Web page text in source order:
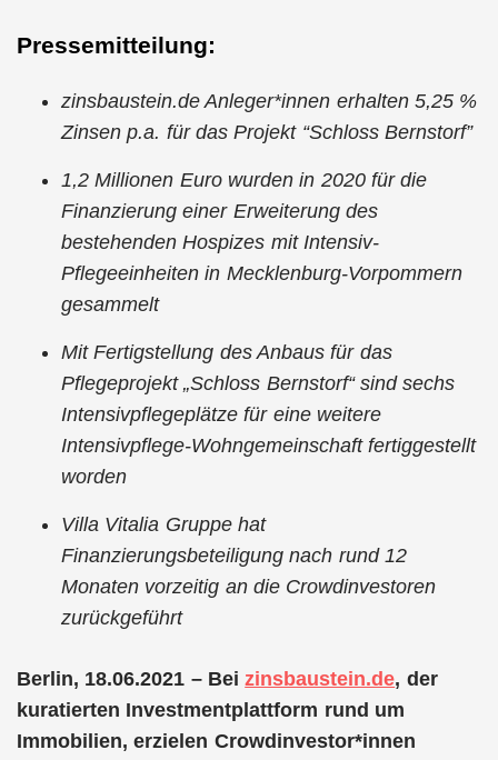
Pressemitteilung:
zinsbaustein.de Anleger*innen erhalten 5,25 %
Zinsen p.a. für das Projekt “Schloss Bernstorf”
1,2 Millionen Euro wurden in 2020 für die
Finanzierung einer Erweiterung des
bestehenden Hospizes mit Intensiv-
Pflegeeinheiten in Mecklenburg-Vorpommern
gesammelt
Mit Fertigstellung des Anbaus für das
Pflegeprojekt „Schloss Bernstorf“ sind sechs
Intensivpflegeplätze für eine weitere
Intensivpflege-Wohngemeinschaft fertiggestellt
worden
Villa Vitalia Gruppe hat
Finanzierungsbeteiligung nach rund 12
Monaten vorzeitig an die Crowdinvestoren
zurückgeführt
Berlin, 18.06.2021 – Beizinsbaustein.de, der
kuratierten Investmentplattform rund um
Immobilien, erzielen Crowdinvestor*innen